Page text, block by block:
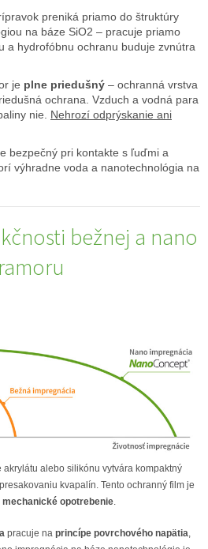
preniká priamo do štruktúry
na báze SiO2 – pracuje priamo
a hydrofóbnu ochranu buduje zvnútra
je plne priedušný – ochranná vrstva
ochrana. Vzduch a vodná para
nie. Nehrozí odprýskanie ani
bezpečný pri kontakte s ľuďmi a
výhradne voda a nanotechnológia na
bežnej a nano
akrylátu alebo silikónu vytvára kompaktný
kvapalín. Tento ochranný film je
mechanické opotrebenie.
pracuje na princípe povrchového napätia,